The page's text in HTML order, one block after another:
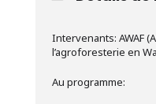
Intervenants: AWAF
l’agroforesterie en
Au programme: